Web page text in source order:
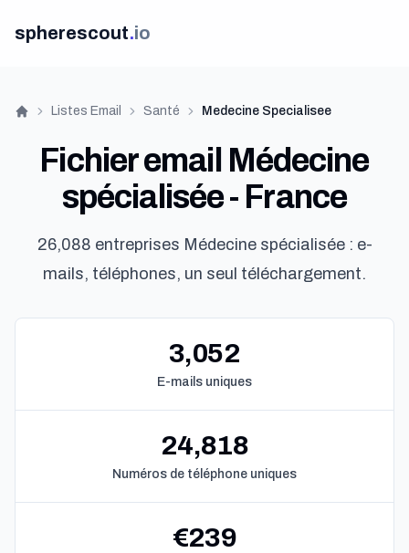
spherescout.io
Accueil
Listes Email Santé Medecine Specialisee
Fichier email Médecine
spécialisée - France
26,088 entreprises Médecine spécialisée : e-
mails, téléphones, un seul téléchargement.
3,052
E-mails uniques
24,818
Numéros de téléphone uniques
€239